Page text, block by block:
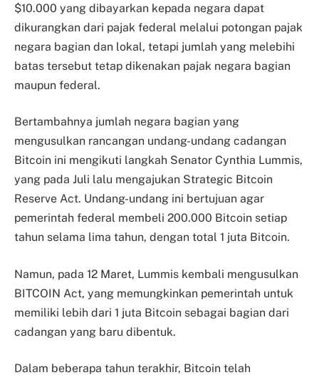
$10.000 yang dibayarkan kepada negara dapat
dikurangkan dari pajak federal melalui potongan pajak
negara bagian dan lokal, tetapi jumlah yang melebihi
batas tersebut tetap dikenakan pajak negara bagian
maupun federal.
Bertambahnya jumlah negara bagian yang
mengusulkan rancangan undang-undang cadangan
Bitcoin ini mengikuti langkah Senator Cynthia Lummis,
yang pada Juli lalu mengajukan Strategic Bitcoin
Reserve Act. Undang-undang ini bertujuan agar
pemerintah federal membeli 200.000 Bitcoin setiap
tahun selama lima tahun, dengan total 1 juta Bitcoin.
Namun, pada 12 Maret, Lummis kembali mengusulkan
BITCOIN Act, yang memungkinkan pemerintah untuk
memiliki lebih dari 1 juta Bitcoin sebagai bagian dari
cadangan yang baru dibentuk.
Dalam beberapa tahun terakhir, Bitcoin telah